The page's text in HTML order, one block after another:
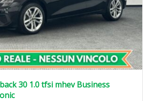
30 1.0 tfsi mhev Business